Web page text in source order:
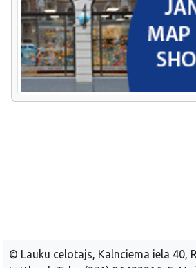
© Lauku celotajs, Kalnciema iela 40,